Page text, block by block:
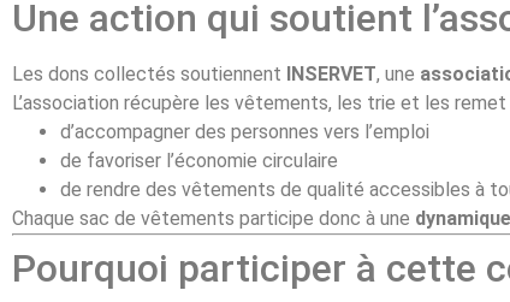
Une action qui soutient
Les dons collectés soutiennent INSERVET, une
L’association récupère les vêtements, les trie et les
d’accompagner des personnes vers l’emploi
de favoriser l’économie circulaire
de rendre des vêtements de qualité accessibles à
Chaque sac de vêtements participe donc à une
Pourquoi participer à cette